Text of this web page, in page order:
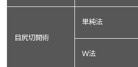
目尻切開術
単純法
Ｗ法